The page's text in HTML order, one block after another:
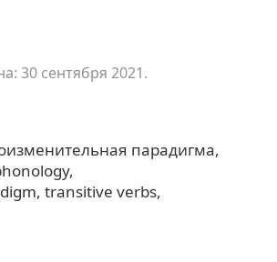
30 сентября 2021.
парадигма
transitive verbs